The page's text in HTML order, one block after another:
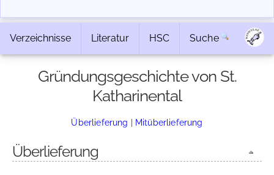
Verzeichnisse Literatur HSC Suche
Gründungsgeschichte von St.
Katharinental
Überlieferung | Mitüberlieferung
Überlieferung